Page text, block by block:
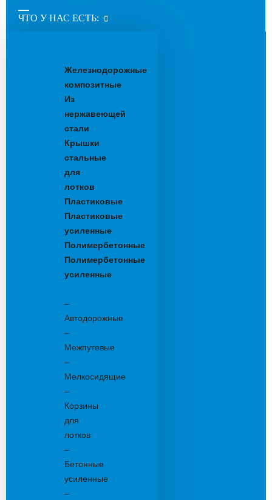
ЧТО У НАС ЕСТЬ:
Железнодорожные
композитные
Из
нержавеющей
стали
Крышки
стальные
для
лотков
Пластиковые
Пластиковые
усиленные
Полимербетонные
Полимербетонные
усиленные
–
Автодорожные
–
Межпутевые
–
Мелкосидящие
–
Корзины
для
лотков
–
Бетонные
усиленные
–